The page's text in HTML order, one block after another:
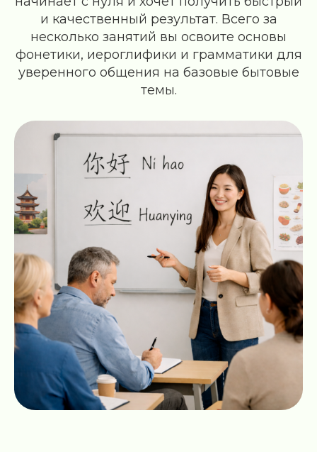
и качественный результат. Всего за
несколько занятий вы освоите основы
фонетики, иероглифики и грамматики для
уверенного общения на базовые бытовые
темы.